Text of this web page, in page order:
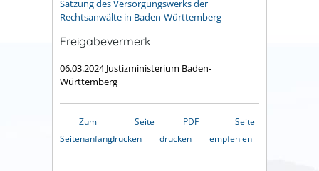
Satzung des Versorgungswerks der
Rechtsanwälte in Baden-Württemberg
Freigabevermerk
06.03.2024Justizministerium Baden-
Württemberg
Zum
Seitenanfang
Seite
drucken
PDF
drucken
Seite
empfehlen